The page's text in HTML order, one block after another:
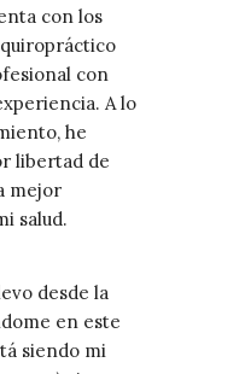
con los
con
A lo
he
libertad de
mejor
salud.
desde la
en este
siendo mi